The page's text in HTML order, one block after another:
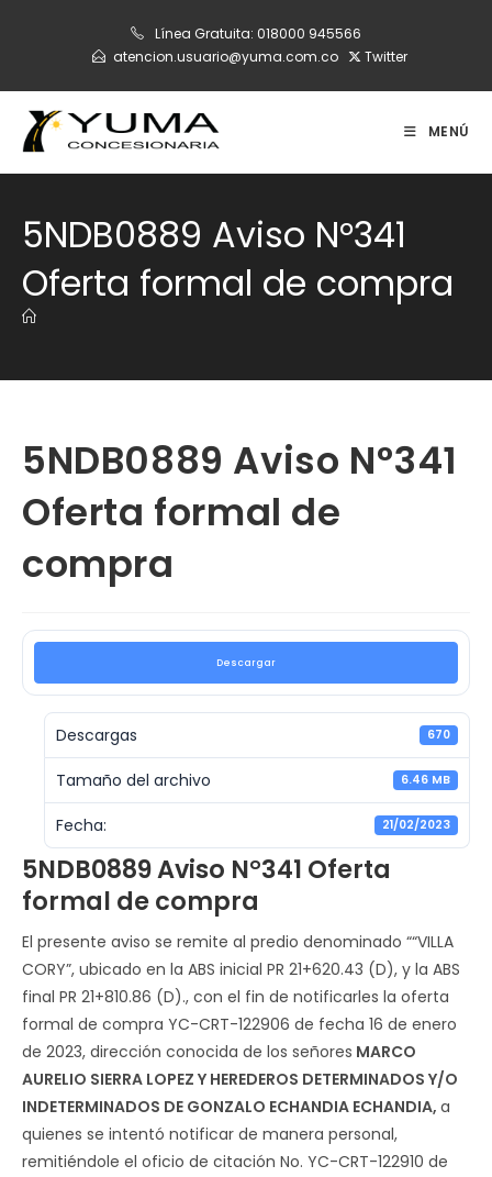
Línea Gratuita: 018000 945566
atencion.usuario@yuma.com.co
Twitter
MENÚ
5NDB0889 Aviso N°341
Oferta formal de compra
5NDB0889 Aviso N°341
Oferta formal de
compra
Descargar
Descargas 670
Tamaño del archivo 6.46 MB
Fecha: 21/02/2023
5NDB0889 Aviso N°341 Oferta
formal de compra
El presente aviso se remite al predio denominado ““VILLA
CORY”, ubicado en la ABS inicial PR 21+620.43 (D), y la ABS
final PR 21+810.86 (D)., con el fin de notificarles la oferta
formal de compra YC-CRT-122906 de fecha 16 de enero
de 2023, dirección conocida de los señores MARCO
AURELIO SIERRA LOPEZ Y HEREDEROS DETERMINADOS Y/O
INDETERMINADOS DE GONZALO ECHANDIA ECHANDIA, a
quienes se intentó notificar de manera personal,
remitiéndole el oficio de citación No. YC-CRT-122910 de